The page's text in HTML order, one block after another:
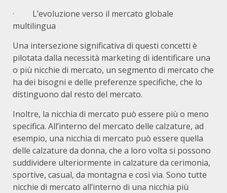
· L’evoluzione verso il mercato globale
multilingua
Una intersezione significativa di questi concetti è
pilotata dalla necessità marketing di identificare una
o più nicchie di mercato, un segmento di mercato che
ha dei bisogni e delle preferenze specifiche, che lo
distinguono dal resto del mercato.
Inoltre, la nicchia di mercato può essere più o meno
specifica. All’interno del mercato delle calzature, ad
esempio, una nicchia di mercato può essere quella
delle calzature da donna, che a loro volta si possono
suddividere ulteriormente in calzature da cerimonia,
sportive, casual, da montagna e così via. Sono tutte
nicchie di mercato all’interno di una nicchia più